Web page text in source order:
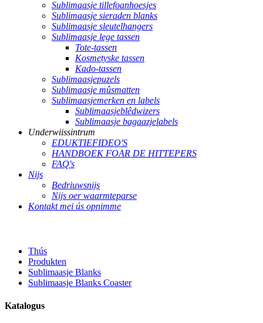
Sublimaasje tillefoanhoesjes
Sublimaasje sieraden blanks
Sublimaasje sleutelhangers
Sublimaasje lege tassen
Tote-tassen
Kosmetyske tassen
Kado-tassen
Sublimaasjepuzels
Sublimaasje mûsmatten
Sublimaasjemerken en labels
Sublimaasjeblêdwizers
Sublimaasje bagaazjelabels
Underwiissintrum
EDUKTIEFIDEO'S
HANDBOEK FOAR DE HITTEPERS
FAQ's
Nijs
Bedriuwsnijs
Nijs oer waarmteparse
Kontakt mei ús opnimme
Thús
Produkten
Sublimaasje Blanks
Sublimaasje Blanks Coaster
Katalogus